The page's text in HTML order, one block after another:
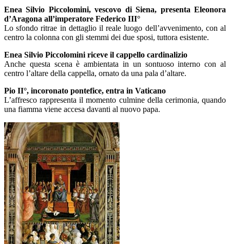
Enea Silvio Piccolomini, vescovo di Siena, presenta Eleonora
d’Aragona all’imperatore Federico III°
Lo sfondo ritrae in dettaglio il reale luogo dell’avvenimento, con al
centro la colonna con gli stemmi dei due sposi, tuttora esistente.
Enea Silvio Piccolomini riceve il cappello cardinalizio
Anche questa scena è ambientata in un sontuoso interno con al
centro l’altare della cappella, ornato da una pala d’altare.
Pio II°, incoronato pontefice, entra in Vaticano
L’affresco rappresenta il momento culmine della cerimonia, quando
una fiamma viene accesa davanti al nuovo papa.